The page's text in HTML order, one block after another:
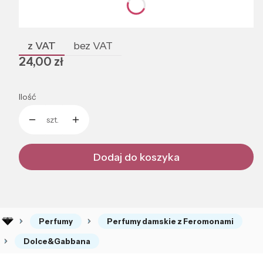
Poszczególne warianty mogą różnić się ceną
z VAT bez VAT
Cena
24,00 zł
Ilość
szt.
Dodaj do koszyka
Perfumy Perfumy damskie z Feromonami
Dolce&Gabbana